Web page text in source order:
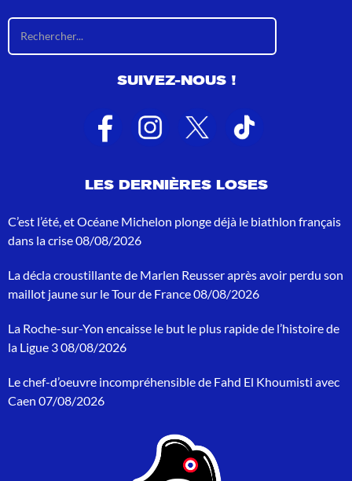
s
l
a
t
s
r
c
c
h
o
:
SUIVEZ-NOUS !
LES DERNIÈRES LOSES
C’est l’été, et Océane Michelon plonge déjà le biathlon français
dans la crise08/08/2026
La décla croustillante de Marlen Reusser après avoir perdu son
maillot jaune sur le Tour de France08/08/2026
La Roche-sur-Yon encaisse le but le plus rapide de l’histoire de
la Ligue 308/08/2026
Le chef-d’oeuvre incompréhensible de Fahd El Khoumisti avec
Caen 07/08/2026